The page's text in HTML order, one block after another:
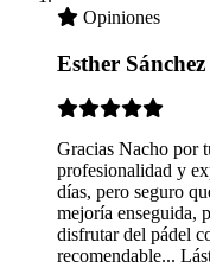
Opiniones
Esther Sánchez
Gracias Nacho por
profesionalidad y
días, pero seguro
mejoría enseguida,
disfrutar del pádel
recomendable...